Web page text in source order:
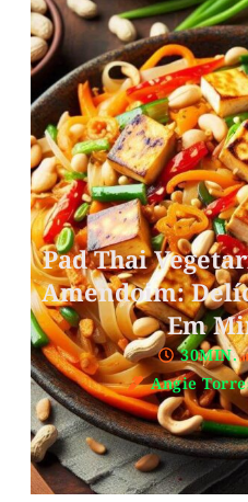
Pad Thai
Amendoim:
Em
30MIN.
Angie